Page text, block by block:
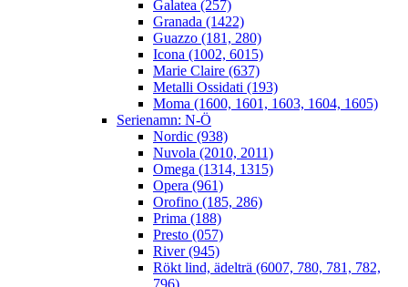
Galatea (257)
Granada (1422)
Guazzo (181, 280)
Icona (1002, 6015)
Marie Claire (637)
Metalli Ossidati (193)
Moma (1600, 1601, 1603, 1604, 1605)
Serienamn: N-Ö
Nordic (938)
Nuvola (2010, 2011)
Omega (1314, 1315)
Opera (961)
Orofino (185, 286)
Prima (188)
Presto (057)
River (945)
Rökt lind, ädelträ (6007, 780, 781, 782,
796)